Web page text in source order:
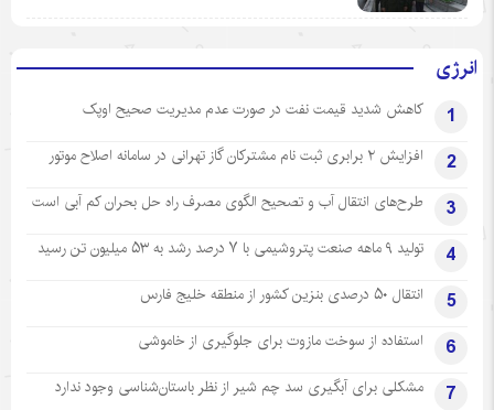
انرژی
1 کاهش شدید قیمت نفت در صورت عدم مدیریت صحیح اوپک
2 افزایش ۲ برابری ثبت نام مشترکان گاز تهرانی‌ در سامانه اصلاح موتور
3 طرح‌های انتقال آب و تصحیح الگوی مصرف راه حل بحران کم آبی است
4 تولید ۹ ماهه صنعت پتروشیمی با ۷ درصد رشد به ۵۳ میلیون تن رسید
5 انتقال ۵۰ درصدی بنزین کشور از منطقه خلیج فارس
6 استفاده از سوخت مازوت برای جلوگیری از خاموشی
7 مشکلی برای آبگیری سد چم شیر از نظر باستان‌شناسی وجود ندارد